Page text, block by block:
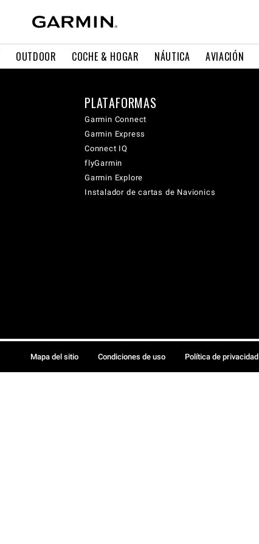
OUTDOOR COCHE & HOGAR NÁUTICA AVIACIÓN
PLATAFORMAS
Garmin Connect
Garmin Express
Connect IQ
flyGarmin
Garmin Explore
Instalador de cartas de Navionics
Mapa del sitio Condiciones de uso Política de privacidad